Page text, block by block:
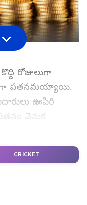
రోజులుగా
పతనమయ్యాయి.
ఊపిరి
వెనుక
CRICKET